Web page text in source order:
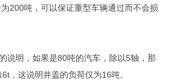
200吨，可以保证重型车辆通过而不会损
说明，如果是80吨的汽车，除以5轴，那
，这说明井盖的负荷仅为16吨。